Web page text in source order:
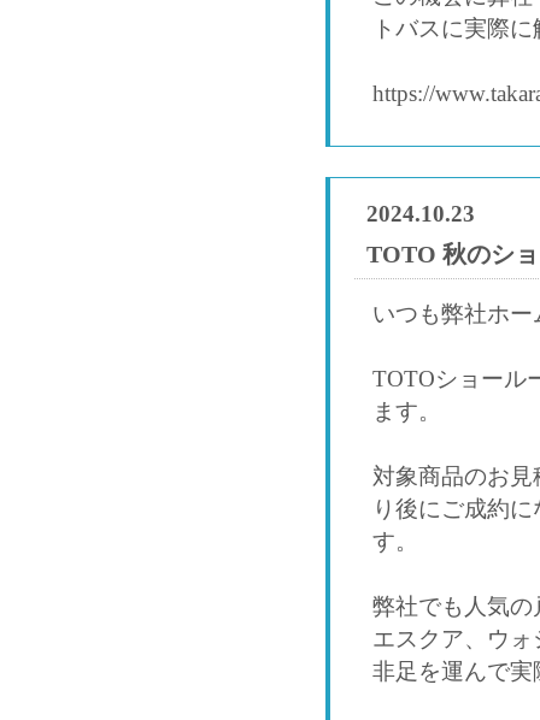
トバスに実際
https://
2024.10.23
TOTO 秋のシ
いつも弊社ホ
TOTOショール
ます。
対象商品のお
り後にご成約
す。
弊社でも人気
エスクア、ウ
非足を運んで